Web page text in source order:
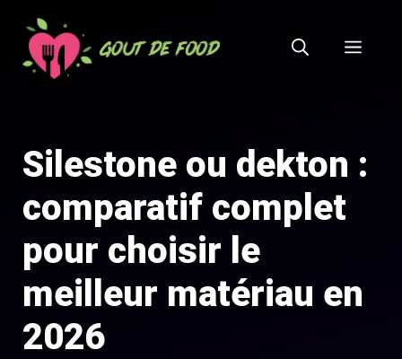
contenu
Silestone ou dekton :
comparatif complet
pour choisir le
meilleur matériau en
2026